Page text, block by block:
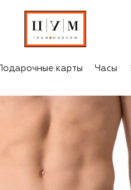
Подарочные карты Часы